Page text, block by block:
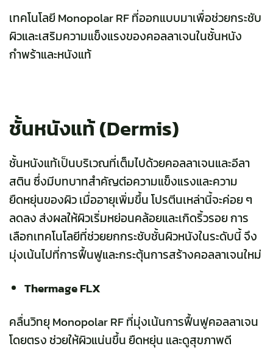
เทคโนโลยี Monopolar RF ที่ออกแบบมาเพื่อช่วยกระชับ
ผิวและเสริมความแข็งแรงของคอลลาเจนในชั้นหนัง
กำพร้าและหนังแท้
ชั้นหนังแท้ (Dermis)
ชั้นหนังแท้เป็นบริเวณที่เต็มไปด้วยคอลลาเจนและอีลา
สติน ซึ่งมีบทบาทสำคัญต่อความแข็งแรงและความ
ยืดหยุ่นของผิว เมื่ออายุเพิ่มขึ้น โปรตีนเหล่านี้จะค่อย ๆ
ลดลง ส่งผลให้ผิวเริ่มหย่อนคล้อยและเกิดริ้วรอย การ
เลือกเทคโนโลยีที่ช่วยยกกระชับชั้นผิวหนังในระดับนี้ จึง
มุ่งเน้นไปที่การฟื้นฟูและกระตุ้นการสร้างคอลลาเจนใหม่
Thermage FLX
คลื่นวิทยุ Monopolar RF ที่มุ่งเน้นการฟื้นฟูคอลลาเจน
โดยตรง ช่วยให้ผิวแน่นขึ้น ยืดหยุ่น และดูสุขภาพดี